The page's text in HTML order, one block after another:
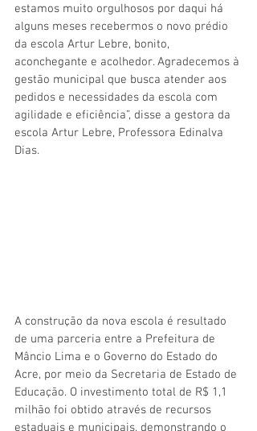
estamos muito orgulhosos por daqui há
alguns meses recebermos o novo prédio
da escola Artur Lebre, bonito,
aconchegante e acolhedor. Agradecemos à
gestão municipal que busca atender aos
pedidos e necessidades da escola com
agilidade e eficiência”, disse a gestora da
escola Artur Lebre, Professora Edinalva
Dias.
A construção da nova escola é resultado
de uma parceria entre a Prefeitura de
Mâncio Lima e o Governo do Estado do
Acre, por meio da Secretaria de Estado de
Educação. O investimento total de R$ 1,1
milhão foi obtido através de recursos
estaduais e municipais, demonstrando o